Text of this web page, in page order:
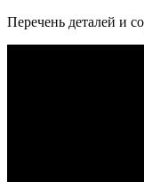
Перечень деталей и